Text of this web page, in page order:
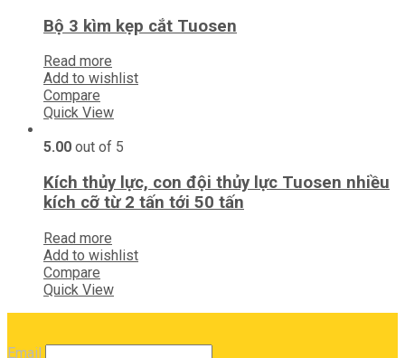
Bộ 3 kìm kẹp cắt Tuosen
Read more
Add to wishlist
Compare
Quick View
5.00 out of 5
Kích thủy lực, con đội thủy lực Tuosen nhiều
kích cỡ từ 2 tấn tới 50 tấn
Read more
Add to wishlist
Compare
Quick View
Email